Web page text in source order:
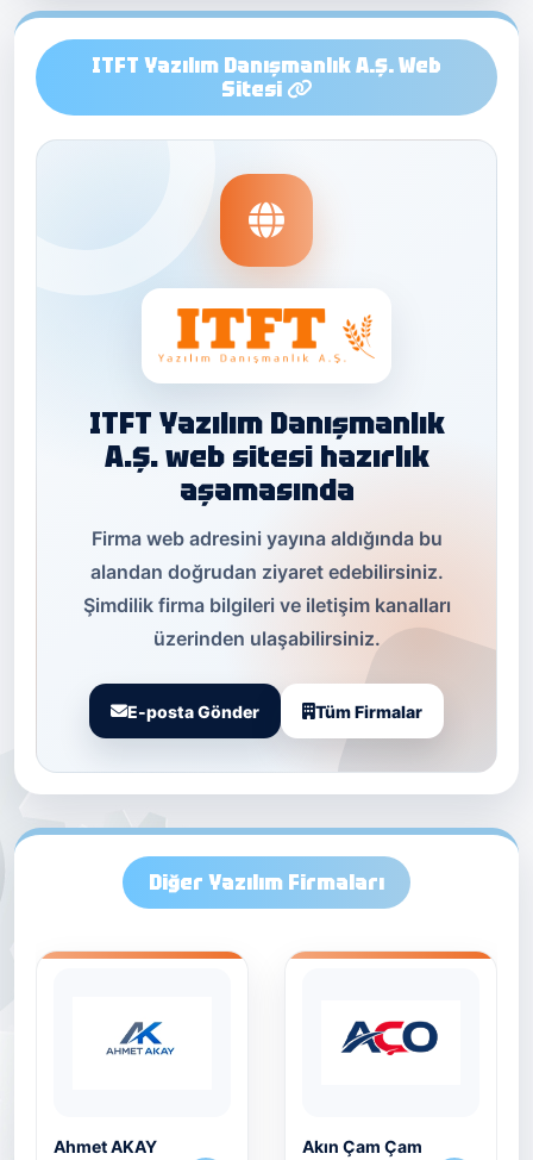
ITFT Yazılım Danışmanlık A.Ş. Web
Sitesi
ITFT Yazılım Danışmanlık
A.Ş. web sitesi hazırlık
aşamasında
Firma web adresini yayına aldığında bu
alandan doğrudan ziyaret edebilirsiniz.
Şimdilik firma bilgileri ve iletişim kanalları
üzerinden ulaşabilirsiniz.
E-posta Gönder Tüm Firmalar
Diğer Yazılım Firmaları
Ahmet AKAY
Akın Çam Çam